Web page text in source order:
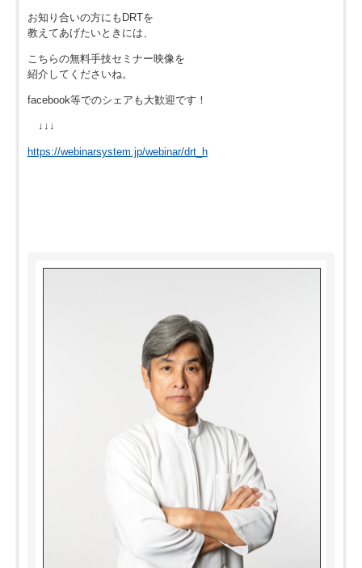
お知り合いの方にもDRTを
教えてあげたいときには、
こちらの無料手技セミナー映像を
紹介してくださいね。
facebook等でのシェアも大歓迎です！
↓↓↓
https://webinarsystem.jp/webinar/drt_h